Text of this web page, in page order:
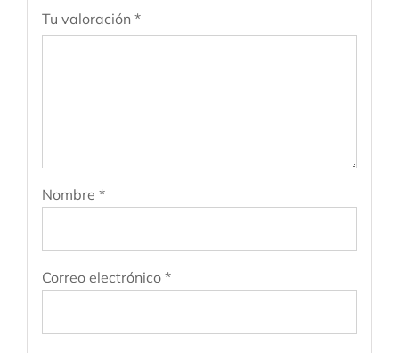
Tu valoración *
Nombre *
Correo electrónico *